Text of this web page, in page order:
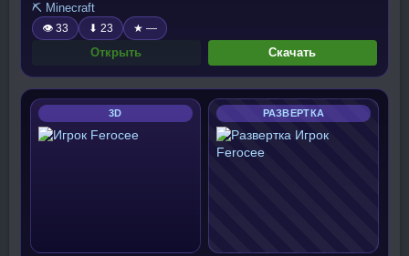
⛏️ Minecraft
👁 33 ⬇ 23 ★ —
Открыть Скачать
3D РАЗВЕРТКА